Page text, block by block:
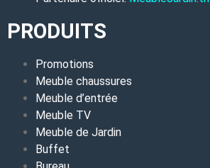
PRODUITS
Promotions
Meuble chaussures
Meuble d’entrée
Meuble TV
Meuble de Jardin
Buffet